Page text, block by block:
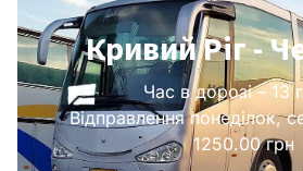
Кривий Ріг -
Час в дорозі – 13
Відправлення понеділок,
1250.00 грн